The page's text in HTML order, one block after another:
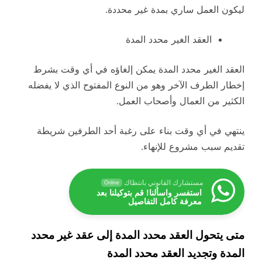
ليكون العمل ساري بمدة غير محددة.
العقد الغير محدد المدة
العقد الغير محدد المدة يمكن إلغاؤه في أي وقت بشرط
إخطار الطرف الآخر وهو من النوع المفتوح الذي لا يفضله
الكثير من العمال وأصحاب العمل.
ينتهي في أي وقت بناء على رغبة أحد الطرفين شريطة
تقديم سبب مشروع للإنهاء.
مستشارك القانوني بانتظاك Online
استفسر واسألنا! قم بتوكيلنا بعد
معرفة كامل التفاصيل
متى يتحول العقد محدد المدة إلى عقد غير محدد
المدة وتجديد العقد محدد المدة